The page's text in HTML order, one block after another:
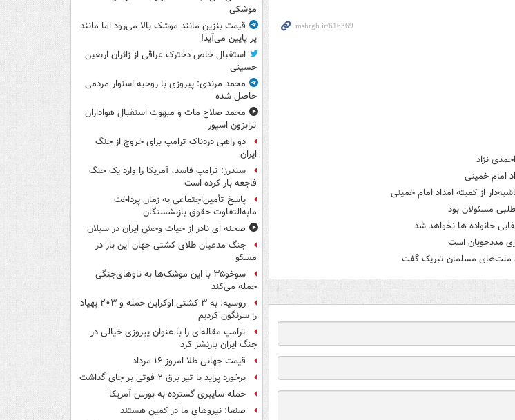
نژاد
امام خمینی
از کمیته امداد امام خمینی
مسئولان بود
خانواده ها نخواهد شد
مددجویان است
و ملت‌های مسلمان تبریک گفت
موشکی
قیمت بنزین مانند موشک بالا می‌رود اما مانند
پر پایین می‌آید!
استقبال خاص دخترک عراقی از زائران اربعین
حسینی
محمد مرندی: پیروزی با روحیه استوار مردمی
حاصل شده
محمد صلاح مات و مبهوت استقبال هواداران
ترابزون اسپور
دو راهی دردناک ترامپ برای خروج از جنگ
ایران
سندرز: ترامپ فاسد، آمریکا را وارد یک جنگ
فاجعه بار کرده است
پاسخ تأمین‌اجتماعی به زمان پرداخت
مابه‌التفاوت حقوق بازنشستگان
صحنه ای نادر از حیات وحش ایران در سبلان
جنگ مدعیان طلای کشتی جهان این بار در
مسکو
سوخو۳۵ با این موشک‌ها به ناوهای‌جنگی
حمله می‌کند
روسیه: به ۳ کشتی اوکراین حمله و ۲۰۳ پهپاد
را سرنگون کردیم
ترامپ مقاله‌ای را با عنوان پیروزی خیالی در
جنگ ایران بازنشر کرد
قیمت جهانی طلا امروز ۱۶ مرداد
برخورد پراید با تیر برق ۲ فوتی بر جای گذاشت
حمله سایبری گسترده به بورس آمریکا
صنعا: نیروهای ما در کمین‌ هستند